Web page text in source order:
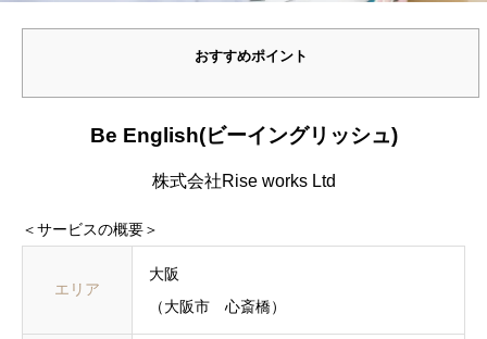
おすすめポイント
Be English(ビーイングリッシュ)
株式会社Rise works Ltd
＜サービスの概要＞
エリア
大阪
（大阪市 心斎橋）